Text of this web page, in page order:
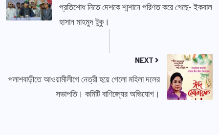
প্রতিশোধ নিতে দেশকে শ্মশানে পরিণত করে গেছে- ইকবাল
হাসান মাহমুদ টুকু।
NEXT
পলাশবাড়ীতে আওয়ামীলীগে নেত্রী হয়ে গেলো মহিলা দলের
সভাপতি। কমিটি বাণিজ্যের অভিযোগ।